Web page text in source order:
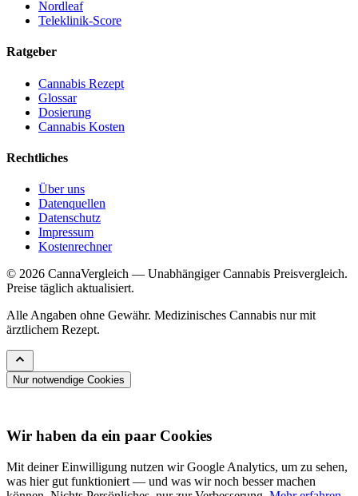
Nordleaf
Teleklinik-Score
Ratgeber
Cannabis Rezept
Glossar
Dosierung
Cannabis Kosten
Rechtliches
Über uns
Datenquellen
Datenschutz
Impressum
Kostenrechner
© 2026 CannaVergleich — Unabhängiger Cannabis Preisvergleich.
Preise täglich aktualisiert.
Alle Angaben ohne Gewähr. Medizinisches Cannabis nur mit
ärztlichem Rezept.
Nur notwendige Cookies
Wir haben da ein paar Cookies
Mit deiner Einwilligung nutzen wir Google Analytics, um zu sehen,
was hier gut funktioniert — und was wir noch besser machen